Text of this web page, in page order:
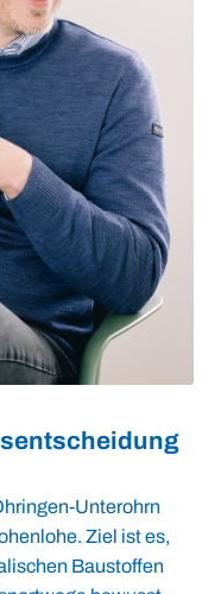
Unterohrn
Ziel ist es,
Baustoffen